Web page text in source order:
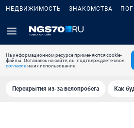
НЕДВИЖИМОСТЬ ЗНАКОМСТВА
На информационном ресурсе применяются cookie-
файлы. Оставаясь на сайте, вы подтверждаете свое
согласиена их использование.
Перекрытия из-за велопробега Как